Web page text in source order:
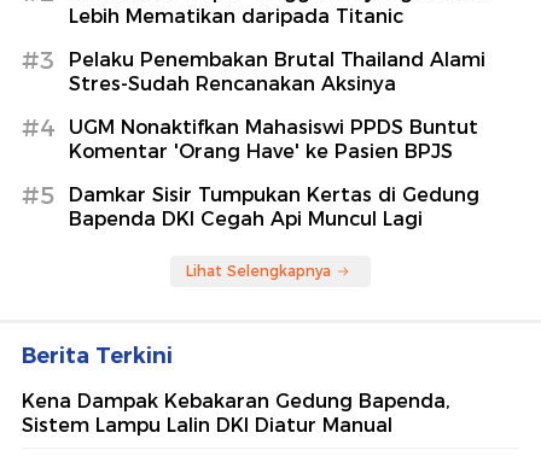
Lebih Mematikan daripada Titanic
#3
Pelaku Penembakan Brutal Thailand Alami
Stres-Sudah Rencanakan Aksinya
#4
UGM Nonaktifkan Mahasiswi PPDS Buntut
Komentar 'Orang Have' ke Pasien BPJS
#5
Damkar Sisir Tumpukan Kertas di Gedung
Bapenda DKI Cegah Api Muncul Lagi
Lihat Selengkapnya
Berita Terkini
Kena Dampak Kebakaran Gedung Bapenda,
Sistem Lampu Lalin DKI Diatur Manual